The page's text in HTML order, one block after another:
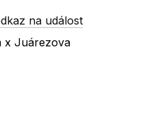
na událost
x Juárezova